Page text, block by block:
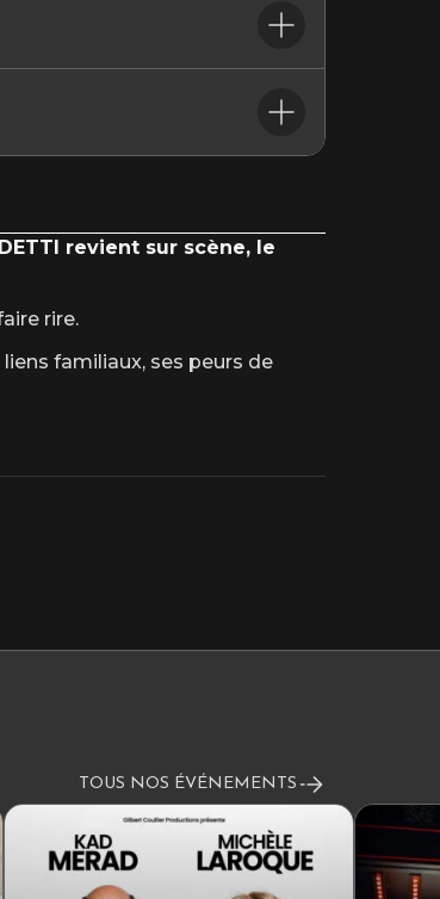
un joli choix de cocktails et de tapas
des forfaits parking à réserver
revient sur scène, le
rire.
familiaux, ses peurs de
TOUS NOS ÉVÉNEMENTS